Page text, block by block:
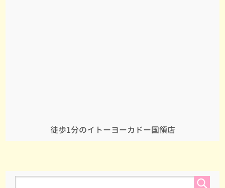
徒歩1分のイトーヨーカドー国領店